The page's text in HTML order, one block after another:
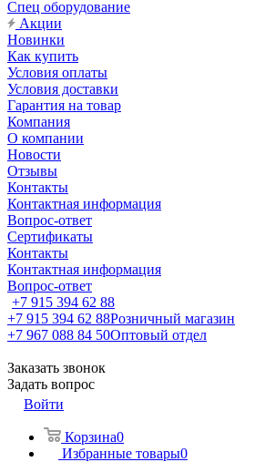
Спец оборудование
Акции
Новинки
Как купить
Условия оплаты
Условия доставки
Гарантия на товар
Компания
О компании
Новости
Отзывы
Контакты
Контактная информация
Вопрос-ответ
Сертификаты
Контакты
Контактная информация
Вопрос-ответ
+7 915 394 62 88
+7 915 394 62 88Розничный магазин
+7 967 088 84 50Оптовый отдел
Заказать звонок
Задать вопрос
Войти
Корзина0
Избранные товары0